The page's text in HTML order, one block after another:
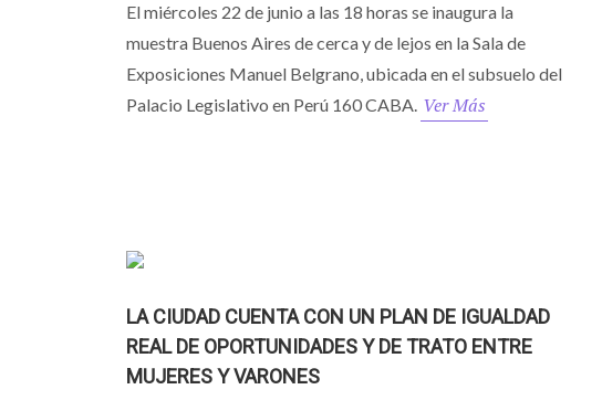
El miércoles 22 de junio a las 18 horas se inaugura la
muestra Buenos Aires de cerca y de lejos en la Sala de
Exposiciones Manuel Belgrano, ubicada en el subsuelo del
Palacio Legislativo en Perú 160 CABA. Ver Más
LA CIUDAD CUENTA CON UN PLAN DE IGUALDAD
REAL DE OPORTUNIDADES Y DE TRATO ENTRE
MUJERES Y VARONES